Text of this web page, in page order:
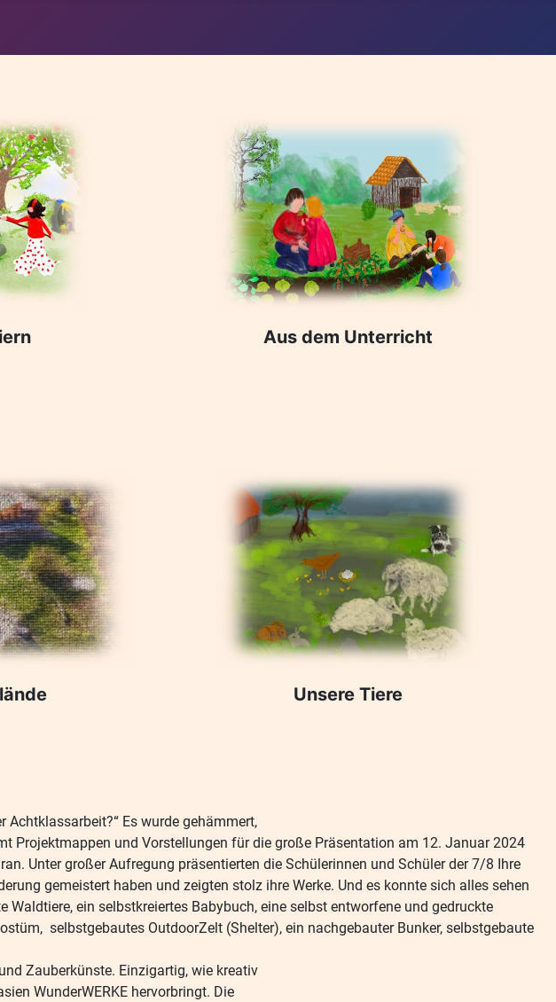
Aus dem Unterricht
Unsere Tiere
Es wurde gehämmert,
Projektmappen und Vorstellungen für die große Präsentation am 12. Januar 2024
Unter großer Aufregung präsentierten die Schülerinnen und Schüler der 7/8 Ihre
gemeistert haben und zeigten stolz ihre Werke. Und es konnte sich alles sehen
ein selbstkreiertes Babybuch, eine selbst entworfene und gedruckte
selbstgebautes OutdoorZelt (Shelter), ein nachgebauter Bunker, selbstgebaute
Zauberkünste. Einzigartig, wie kreativ
WunderWERKE hervorbringt. Die